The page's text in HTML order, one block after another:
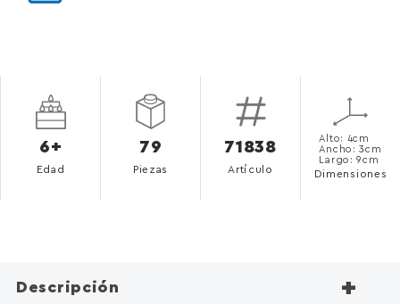
6+
Edad
79
Piezas
71838
Artículo
Alto: 4cm
Ancho: 3cm
Largo: 9cm
Dimensiones
Descripción +